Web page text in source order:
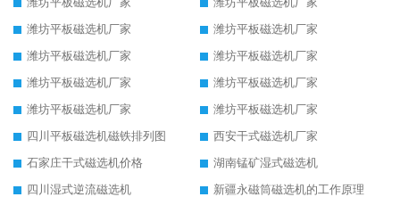
潍坊平板磁选机厂家
潍坊平板磁选机厂家
潍坊平板磁选机厂家
潍坊平板磁选机厂家
潍坊平板磁选机厂家
潍坊平板磁选机厂家
潍坊平板磁选机厂家
潍坊平板磁选机厂家
四川平板磁选机磁铁排列图
西安干式磁选机厂家
石家庄干式磁选机价格
湖南锰矿湿式磁选机
四川湿式逆流磁选机
新疆永磁筒磁选机的工作原理